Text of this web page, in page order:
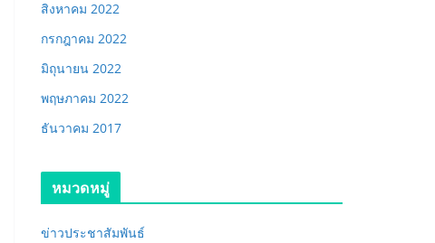
สิงหาคม 2022
กรกฎาคม 2022
มิถุนายน 2022
พฤษภาคม 2022
ธันวาคม 2017
หมวดหมู่
ข่าวประชาสัมพันธ์